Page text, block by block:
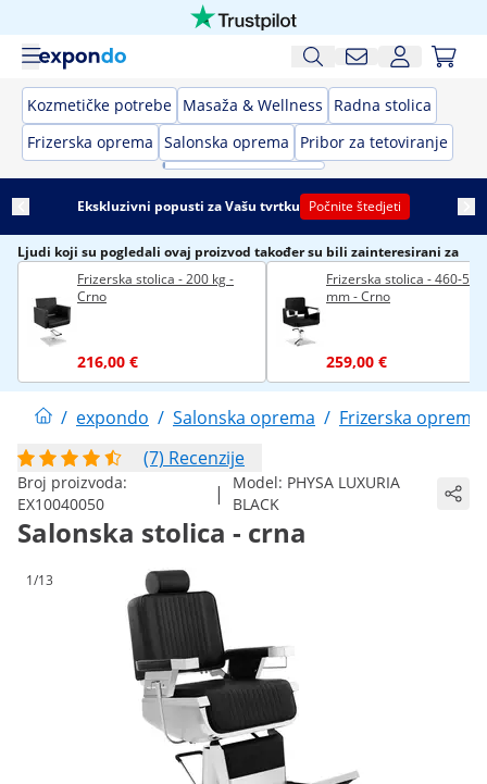
Kozmetičke potrebe Masaža & Wellness
Radna stolica
Frizerska oprema Salonska oprema Pribor za tetoviranje
Ekskluzivni popusti za Vašu tvrtku Počnite štedjeti
Ljudi koji su pogledali ovaj proizvod također su bili zainteresirani za
Frizerska stolica - 200 kg -
Crno
216,00 €
Frizerska stolica - 460-570
mm - Crno
259,00 €
/ expondo / Salonska oprema / Frizerska oprema
(7) Recenzije
Broj proizvoda:
EX10040050
| Model: PHYSA LUXURIA
BLACK
Salonska stolica - crna
1/13